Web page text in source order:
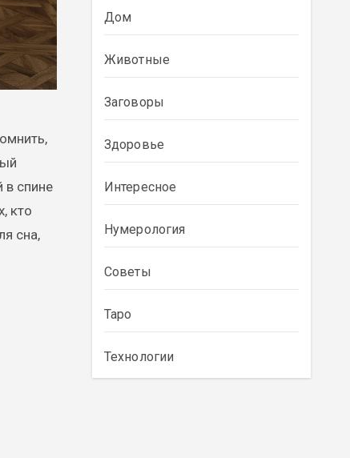
в спине
кто
сна,
Дом
Животные
Заговоры
Здоровье
Интересное
Нумерология
Советы
Таро
Технологии